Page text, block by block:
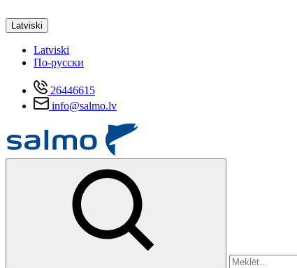
Latviski
Latviski
По-русски
26446615
info@salmo.lv